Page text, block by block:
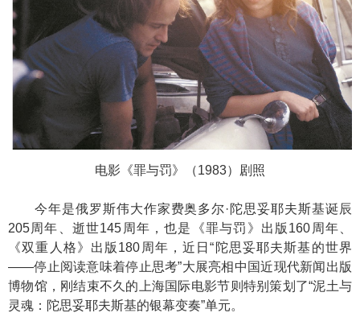
电影《罪与罚》（1983）剧照
今年是俄罗斯伟大作家费奥多尔·陀思妥耶夫斯基诞辰
205周年、逝世145周年，也是《罪与罚》出版160周年、
《双重人格》出版180周年，近日“陀思妥耶夫斯基的世界
——停止阅读意味着停止思考”大展亮相中国近现代新闻出版
博物馆，刚结束不久的上海国际电影节则特别策划了“泥土与
灵魂：陀思妥耶夫斯基的银幕变奏”单元。